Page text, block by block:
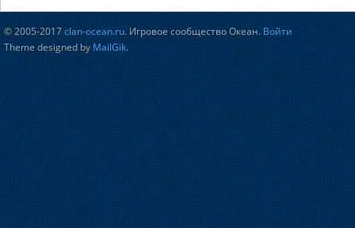
© 2005-2017clan-ocean.ru. Игровое сообщество Океан. Войти
Theme designed by MailGik.